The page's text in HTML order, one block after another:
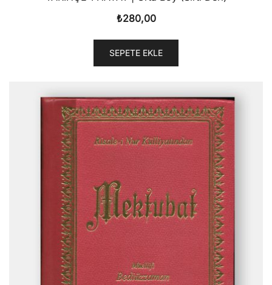
₺280,00
SEPETE EKLE